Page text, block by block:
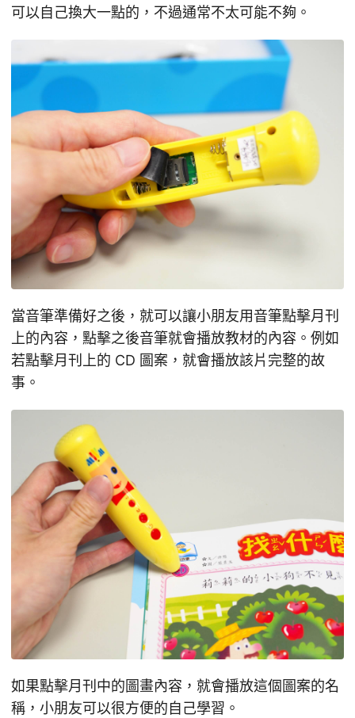
可以自己換大一點的，不過通常不太可能不夠。
當音筆準備好之後，就可以讓小朋友用音筆點擊月刊
上的內容，點擊之後音筆就會播放教材的內容。例如
若點擊月刊上的 CD 圖案，就會播放該片完整的故
事。
如果點擊月刊中的圖畫內容，就會播放這個圖案的名
稱，小朋友可以很方便的自己學習。